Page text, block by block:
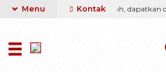
yang terbaik & termurah, dapatkan
Menu Kontak